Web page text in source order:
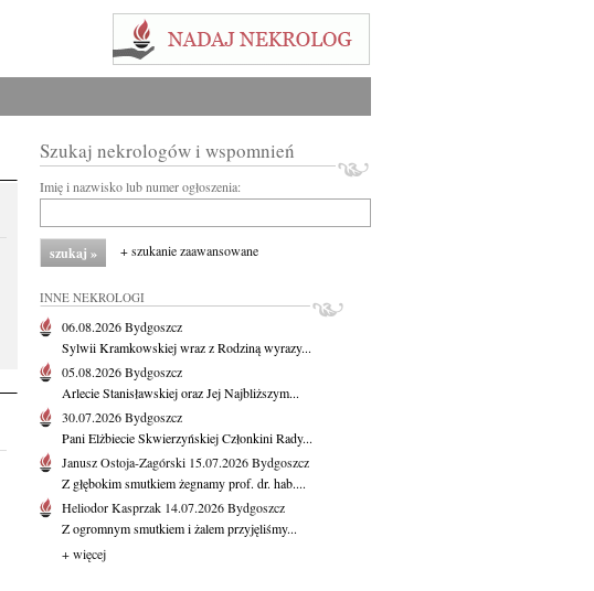
Szukaj nekrologów i wspomnień
Imię i nazwisko lub numer ogłoszenia:
+ szukanie zaawansowane
INNE NEKROLOGI
06.08.2026Bydgoszcz
Sylwii Kramkowskiej wraz z Rodziną wyrazy...
05.08.2026Bydgoszcz
Arlecie Stanisławskiej oraz Jej Najbliższym...
30.07.2026Bydgoszcz
Pani Elżbiecie Skwierzyńskiej Członkini Rady...
Janusz Ostoja-Zagórski 15.07.2026Bydgoszcz
Z głębokim smutkiem żegnamy prof. dr. hab....
Heliodor Kasprzak 14.07.2026Bydgoszcz
Z ogromnym smutkiem i żalem przyjęliśmy...
+ więcej